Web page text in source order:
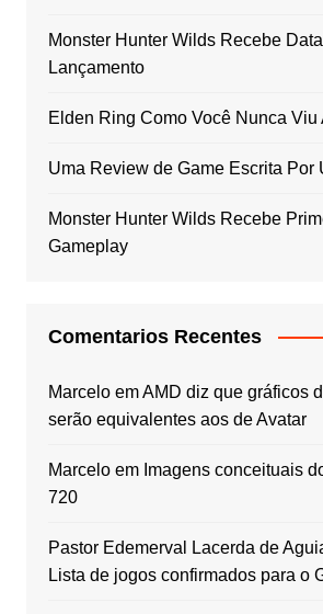
Monster Hunter Wilds Recebe
Lançamento
Elden Ring Como Você Nunca Viu
Uma Review de Game Escrita Por
Monster Hunter Wilds Recebe
Gameplay
Comentarios Recentes
MarceloemAMD diz que gráficos
serão equivalentes aos de Avatar
Marceloem Imagens conceituais
720
Pastor Edemerval Lacerda de
Lista de jogos confirmados para o